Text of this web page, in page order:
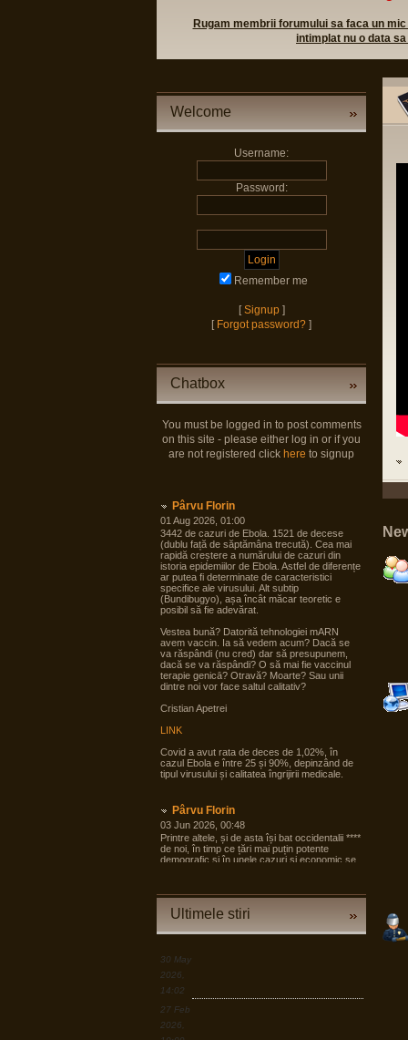
Rugam membrii forumului sa faca un
intimplat nu o data
Welcome
Username:
Password:
Remember me
[Signup]
[ Forgot password? ]
Chatbox
You must be logged in to post comments
on this site - please either log in or if you
are not registered click here to signup
Pârvu Florin
01 Aug 2026, 01:00
3442 de cazuri de Ebola. 1521 de decese
(dublu față de săptămâna trecută). Cea mai
rapidă creștere a numărului de cazuri din
istoria epidemiilor de Ebola. Astfel de diferențe
ar putea fi determinate de caracteristici
specifice ale virusului. Alt subtip
(Bundibugyo), așa încât măcar teoretic e
posibil să fie adevărat.
Vestea bună? Datorită tehnologiei mARN
avem vaccin. Ia să vedem acum? Dacă se
va răspândi (nu cred) dar să presupunem,
dacă se va răspândi? O să mai fie vaccinul
terapie genicā? Otravă? Moarte? Sau unii
dintre noi vor face saltul calitativ?
Cristian Apetrei
LINK
Covid a avut rata de deces de 1,02%, în
cazul Ebola e între 25 și 90%, depinzând de
tipul virusului și calitatea îngrijirii medicale.
Pârvu Florin
03 Jun 2026, 00:48
Printre altele, și de asta își bat occidentalii ****
de noi, în timp ce țări mai puțin potente
demografic și în unele cazuri și economic se
din societate, noi încă dezbatem cine e
războiul cea mai bună resursă a Europei sunt
Pârvu Florin
19 Mar 2026, 00:50
Ultimele stiri
30 May
2026,
14:02
27 Feb
2026,